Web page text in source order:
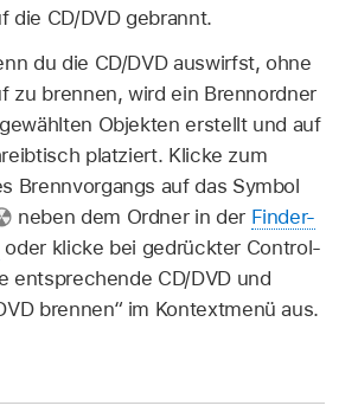
die CD/DVD gebrannt.
du die CD/DVD auswirfst, ohne
zu brennen, wird ein Brennordner
Objekten erstellt und auf
platziert. Klicke zum
Brennvorgangs auf das Symbol
neben dem Ordner in der Finder-
oder klicke bei gedrückter Control-
entsprechende CD/DVD und
brennen“ im Kontextmenü aus.